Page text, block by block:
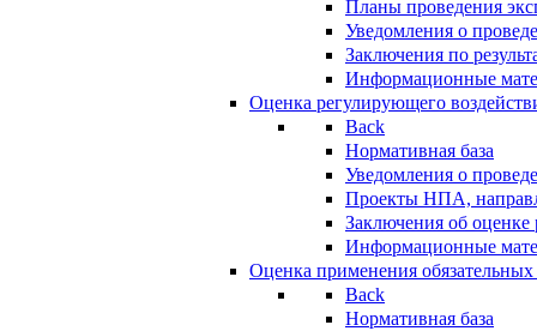
Планы проведения
Уведомления о
Заключения по
Информационные
Оценка регулирующего
Back
Нормативная база
Уведомления о
Проекты НПА,
Заключения об
Информационные
Оценка применения
Back
Нормативная база